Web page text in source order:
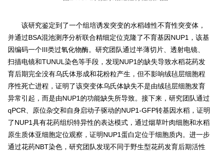
该研究鉴定到了一个组培诱发突变的水稻雄性不育性突变体，
并通过BSA混池测序分析联合精细定位克隆了不育基因NUP1 ，该基
因编码一个III类过氧化物酶。研究团队通过半薄切片、透射电镜、
扫描电镜和TUNUL染色等手段，发现NUP1 的缺失导致水稻花药发
育后期完全没有乌氏体形成和花粉粒产生，但不影响绒毡层细胞程
序性死亡进程，证明了该突变体乌氏体缺失不是由绒毡层细胞发育
异常引起，而是由NUP1 的功能缺失所导致。接下来，研究团队通过
qPCR、原位杂交和自身启动子驱动的NUP1-GFP转基因水稻，证明
了NUP1具有花药组织特异性的表达模式，通过烟草叶肉细胞和水稻
原生质体亚细胞定位观察，证明NUP1蛋白定位于细胞质内。进一步
通过花药NBT染色，研究团队发现不同于野生型花药发育后期活性